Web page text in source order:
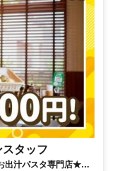
タッフ
出汁パスタ専門店★